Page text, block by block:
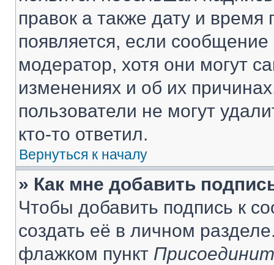
правок а также дату и
появляется, если
модератор, хотя они могут
изменениях и об их
пользователи не могут
кто-то ответил.
Вернуться к началу
» Как мне добавить
Чтобы добавить подпись к
создать её в личном
флажком пункт